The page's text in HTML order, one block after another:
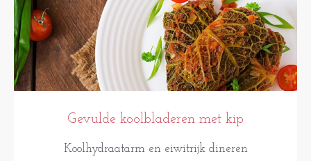
Gevulde koolbladeren met kip
Koolhydraatarm en eiwitrijk dineren